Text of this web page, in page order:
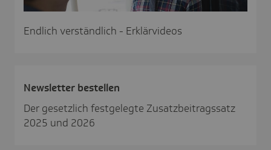
Endlich verständlich - Erklärvideos
News­letter bestellen
Der gesetzlich festgelegte Zusatzbeitragssatz
2025 und 2026